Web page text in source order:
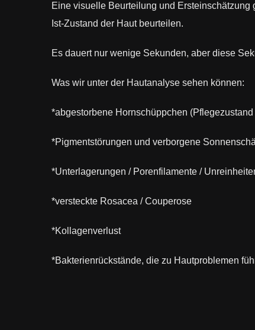
Eine visuelle Beurteilung und
Ist-Zustand der Haut beurteilen.
Es dauert nur wenige Sekunden, aber diese
Was wir unter der Hautanalyse sehen können:
*abgestorbene Hornschüppchen
*Pigmentstörungen und verborgene
*Unterlagerungen / Porenfilamente /
*versteckte Rosacea / Couperose
*Kollagenverlust
*Bakterienrückstände, die zu Hautproblemen